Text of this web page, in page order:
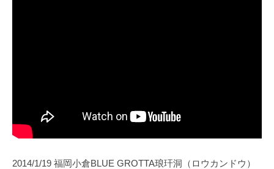
2014/1/19 福岡小倉BLUE GROTTA琅玕洞（ロウカンドウ）